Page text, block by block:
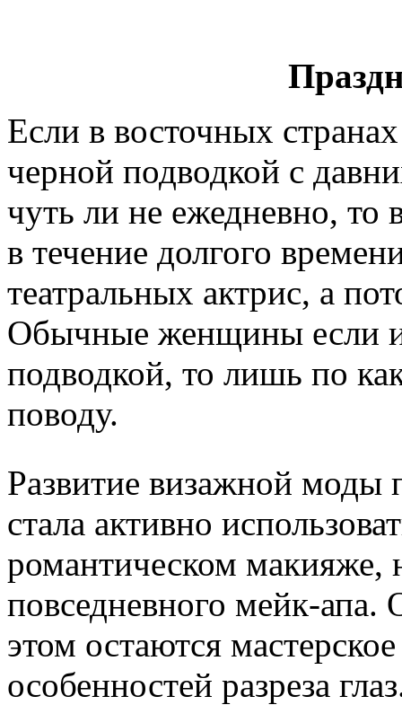
Если в восточных
черной подводкой с
чуть ли не ежедневно, то
в течение долгого
театральных актрис, а
Обычные женщины если и
подводкой, то лишь по
поводу.
Развитие визажной моды
стала активно
романтическом макияже,
повседневного мейк-
этом остаются
особенностей разреза